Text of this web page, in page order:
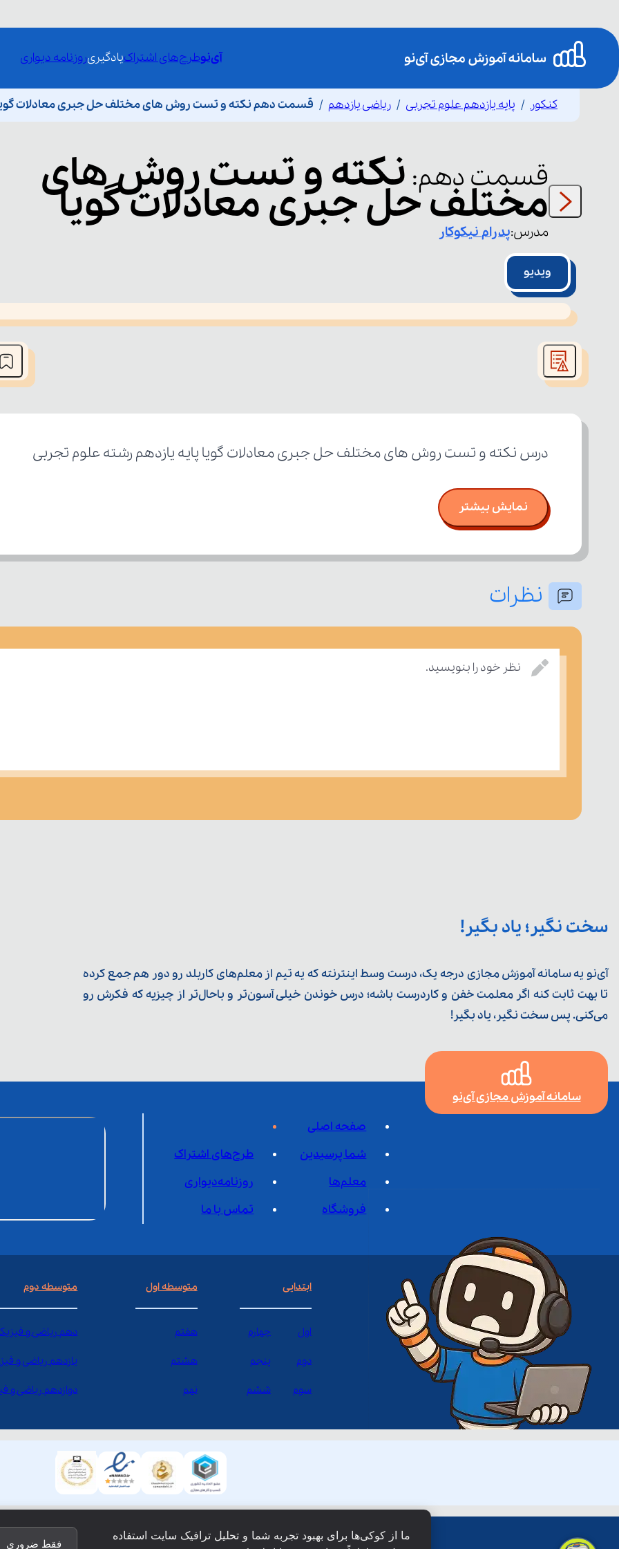
آی‌نوطرح‌های اشتراکیادگیریروزنامه دیواری
کنکور پایه یازدهم علوم تجربی ریاضی یازدهم قسمت دهم نکته و تست روش های مختلف حل جبری معادلات
قسمت دهم: نکته و تست روش های
مختلف حل جبری معادلات گویا
مدرس:پدرامنیکوکار
ویدیو
This
is
window.
درس نکته و تست روش های مختلف حل جبری معادلات گویا پایه یازدهم رشته علوم تجربی
نمایش بیشتر
نظرات
نظر خود را بنویسید.
سخت نگیر؛ یاد بگیر!
آی‌نو یه سامانه آموزش مجازی درجه یک، درست وسط اینترنته که یه تیم از معلم‌‌های کاربلد رو دور هم جمع کرده
تا بهت ثابت کنه اگر معلمت خفن و کاردرست باشه؛ درس خوندن خیلی آسون‌تر و باحال‌تر از چیزیه که فکرش رو
می‌کنی. پس سخت نگیر، یاد بگیر!
سامانه آموزش مجازی آی‌نو
صفحه اصلی
شما پرسیدین
طرح‌های اشتراک
معلم‌ها
روزنامه‌دیواری
فروشگاه
تماس با ما
ابتدایی
اول چهارم
دوم پنجم
سوم ششم
متوسطه اول
هفتم
هشتم
نهم
متوسطه دوم
دهم ریاضی و
یازدهم ریاضی و
دوازدهم ریاضی و
ما از کوکی‌ها برای بهبود تجربه شما و تحلیل ترافیک سایت استفاده
فقط ضروری